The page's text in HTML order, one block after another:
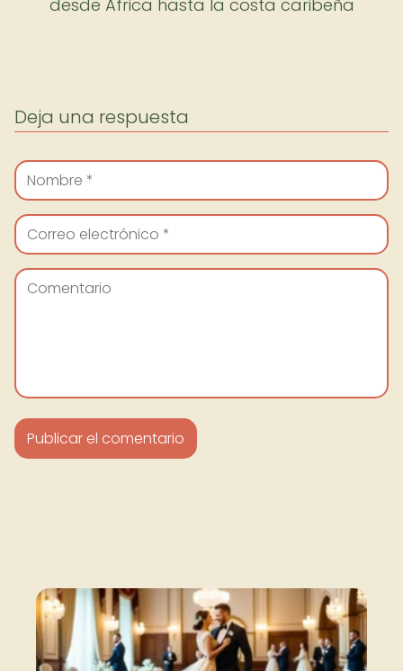
desde África hasta la costa caribeña
Deja una respuesta